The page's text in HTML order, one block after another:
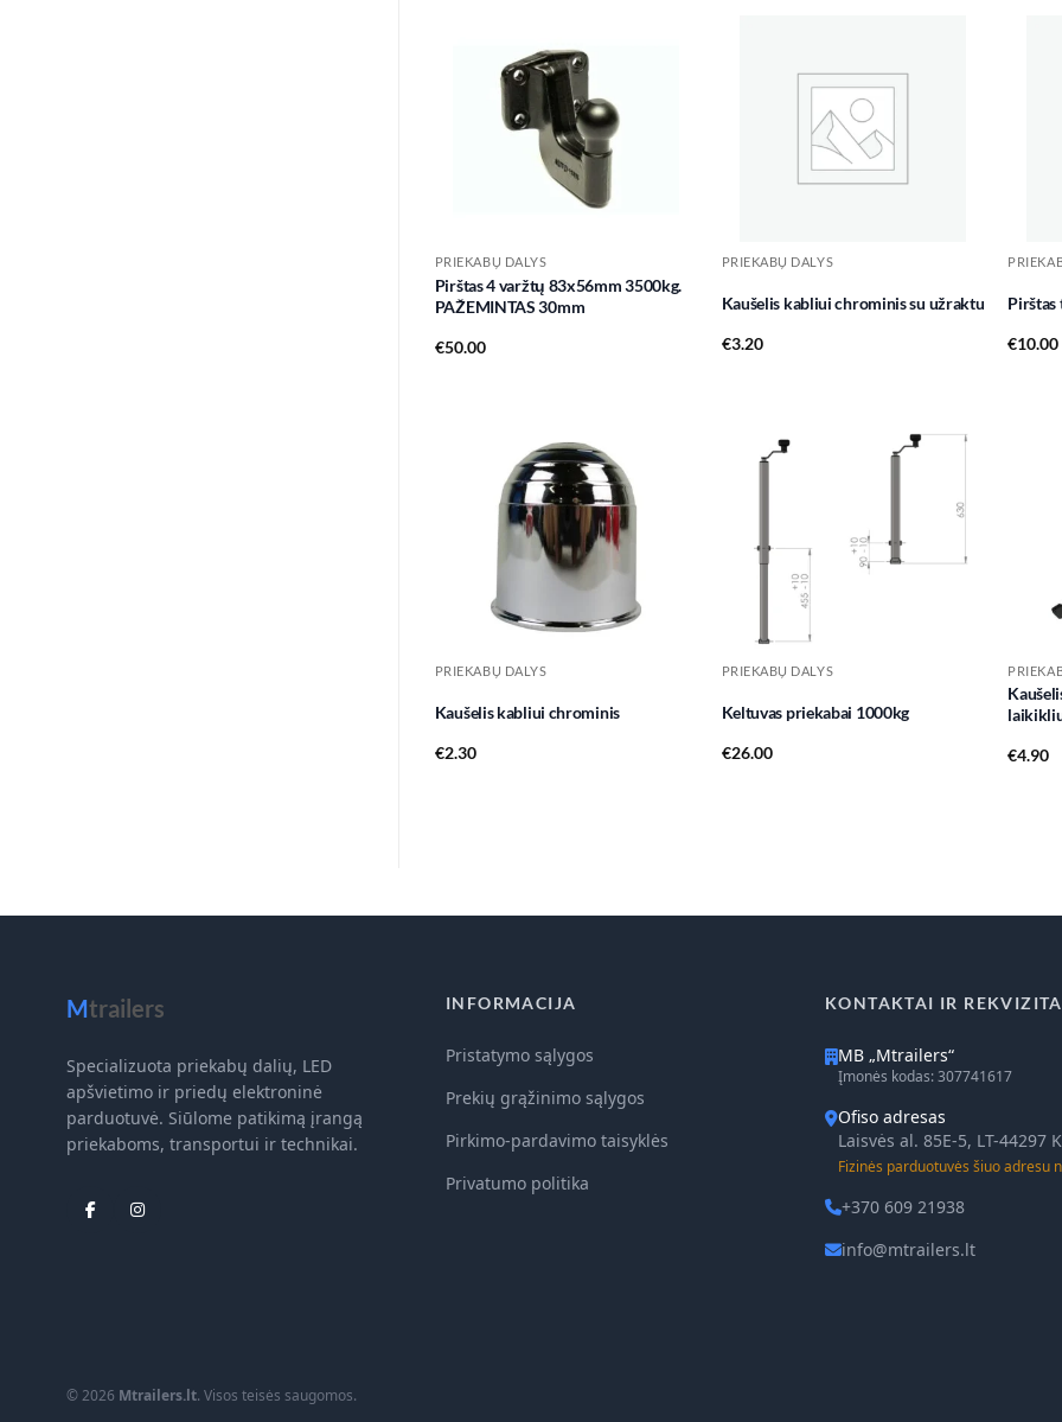
PRIEKABŲ DALYS
Pirštas 4 varžtų 83x56mm 3500kg.
PAŽEMINTAS 30mm
€50.00
PRIEKABŲ DALYS
Kaušelis kabliui chrominis su užraktu
€3.20
Pirštas
€10.00
wishlist
PRIEKABŲ DALYS
Kaušelis kabliui chrominis
€2.30
wishlist
PRIEKABŲ DALYS
Keltuvas priekabai 1000kg
€26.00
€4.90
Mtrailers
Specializuota priekabų dalių, LED
apšvietimo ir priedų elektroninė
parduotuvė. Siūlome patikimą įrangą
priekaboms, transportui ir technikai.
INFORMACIJA
Pristatymo sąlygos
Prekių grąžinimo sąlygos
Pirkimo-pardavimo taisyklės
Privatumo politika
KONTAKTAI IR
MB „Mtrailers“
Įmonės kodas: 307741617
Ofiso adresas
Laisvės al. 85E-5, LT-44297
Fizinės parduotuvės šiuo adresu
+370 609 21938
info@mtrailers.lt
© 2026 Mtrailers.lt. Visos teisės saugomos.